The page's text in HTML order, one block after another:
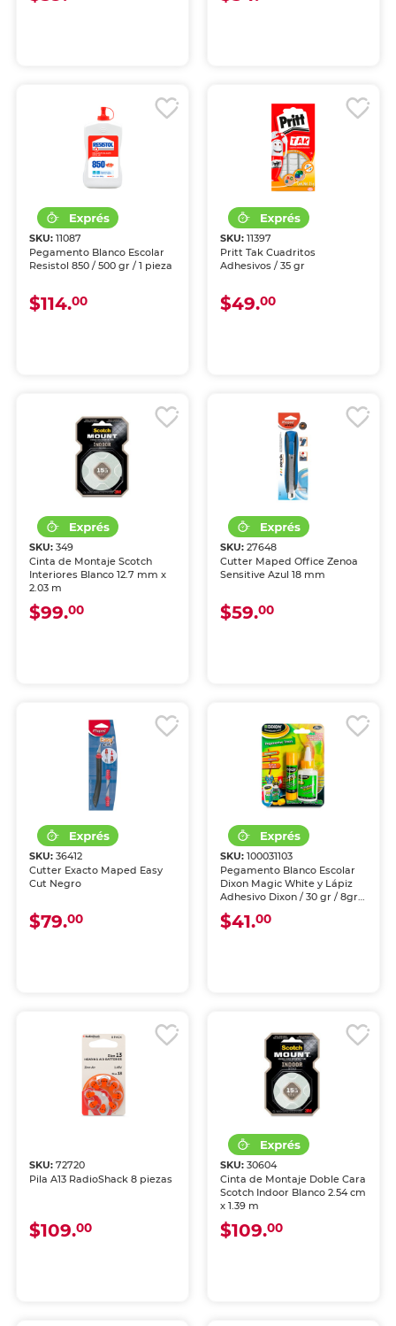
SKU:11087
Pegamento Blanco Escolar
Resistol 850 / 500 gr / 1 pieza
$114.00
SKU: 11397
Pritt Tak Cuadritos
Adhesivos / 35 gr
$49.00
SKU:349
Cinta de Montaje Scotch
Interiores Blanco 12.7 mm x
2.03 m
$99.00
SKU: 27648
Cutter Maped Office Zenoa
Sensitive Azul 18 mm
$59.00
SKU:36412
Cutter Exacto Maped Easy
Cut Negro
$79.00
SKU: 100031103
Pegamento Blanco Escolar
Dixon Magic White y Lápiz
Adhesivo Dixon / 30 gr / 8gr /
2 piezas
$41.00
SKU:72720
Pila A13 RadioShack 8 piezas
$109.00
SKU: 30604
Cinta de Montaje Doble Cara
Scotch Indoor Blanco 2.54 cm
x 1.39 m
$109.00